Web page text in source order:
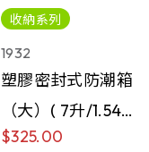
收納系列
1932
塑膠密封式防潮箱
（大）( 7升/1.54加
侖)
$325.00